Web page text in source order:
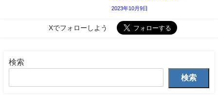
2023年10月9日
Xでフォローしよう
検索
検索